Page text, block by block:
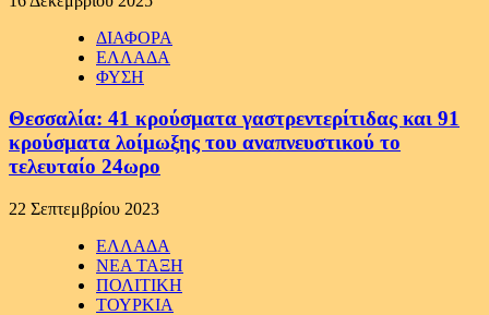
ΔΙΑΦΟΡΑ
ΕΛΛΑΔΑ
ΦΥΣΗ
Θεσσαλία: 41 κρούσματα γαστρεντερίτιδας και 91
κρούσματα λοίμωξης του αναπνευστικού το
τελευταίο 24ωρο
22 Σεπτεμβρίου 2023
ΕΛΛΑΔΑ
ΝΕΑ ΤΑΞΗ
ΠΟΛΙΤΙΚΗ
ΤΟΥΡΚΙΑ